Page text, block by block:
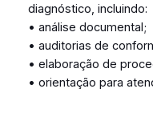
diagnóstico, incluindo:
• análise documental;
• auditorias de
• elaboração de
• orientação para